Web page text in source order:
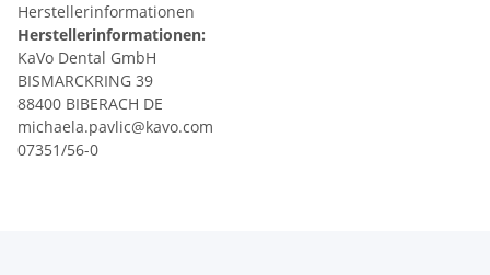
Herstellerinformationen
Herstellerinformationen:
KaVo Dental GmbH
BISMARCKRING 39
88400 BIBERACH DE
michaela.pavlic@kavo.com
07351/56-0